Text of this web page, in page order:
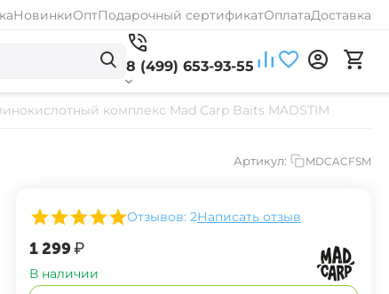
НовинкиОптПодарочный сертификатОплатаДоставка
8 (499) 653-93-55
комплекс Mad Carp Baits MADSTIM
Артикул: MDCACFSM
Отзывов: 2Написать отзыв
‍1 299‍₽
В наличии